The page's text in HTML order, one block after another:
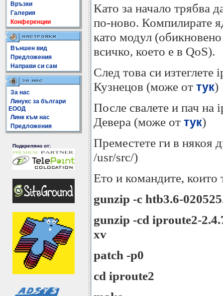
Връзки
Галерия
Конференции
Външен вид
Предложения
Направи си сам
За нас
Линукс за българи
ЕООД
Линк към нас
Предложения
Подкрепяно от:
Като за начало трябва
по-ново. Компилирате
като модул
всичко, което е в QoS).
След това си изтеглете
Кузнецов (може от тук)
После свалете и пач
Девера (може от тук)
Преместете ги в някоя
/usr/src/)
Ето и командите, които
gunzip -c htb3.6-
gunzip -cd iproute2-
xv
patch -p0
cd iproute2